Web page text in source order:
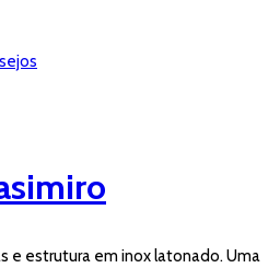
e estrutura em inox latonado. Uma